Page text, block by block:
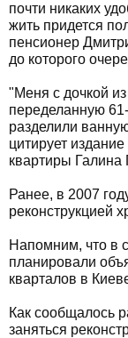
почти никаких
жить придется
пенсионер
до которого
"Меня с дочкой
переделанную
разделили
цитирует
квартиры Галина
Ранее, в 2007
реконструкцией
Напомним, что в
планировали
кварталов в
Как сообщалось
заняться